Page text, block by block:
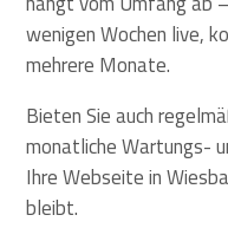
wenigen Wochen live,
mehrere Monate.
Bieten Sie auch
monatliche Wartungs-
Ihre Webseite in
bleibt.